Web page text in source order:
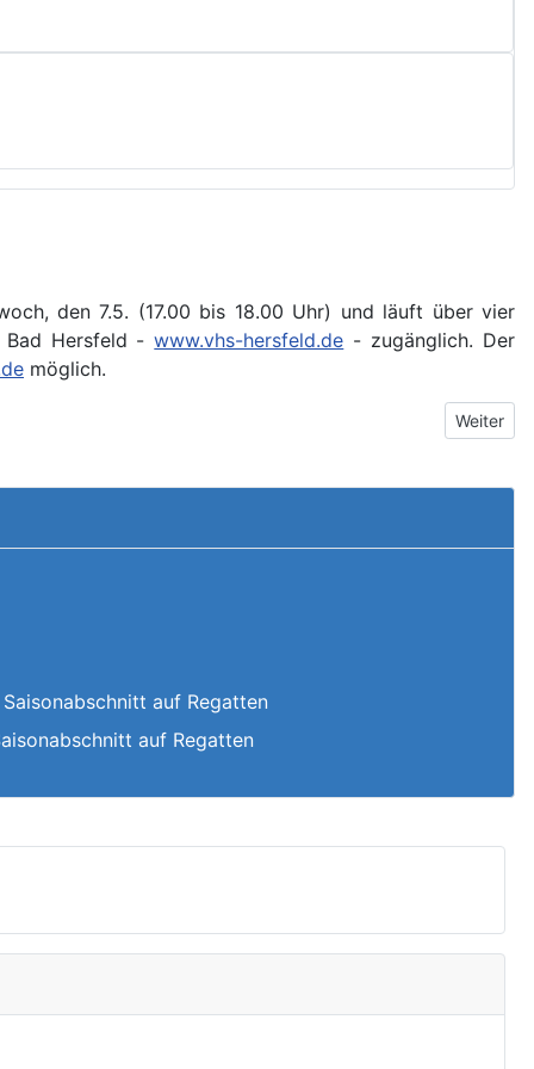
den 7.5. (17.00 bis 18.00 Uhr) und läuft über vier
Bad Hersfeld -www.vhs-hersfeld.de - zugänglich. Der
möglich.
Nächster
Weiter
auf Regatten
auf Regatten